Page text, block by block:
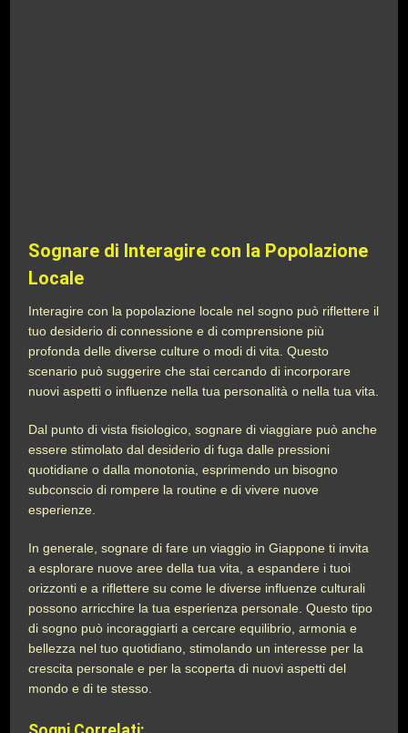
Sognare di Interagire con la Popolazione
Locale
Interagire con la popolazione locale nel sogno può riflettere il
tuo desiderio di connessione e di comprensione più
profonda delle diverse culture o modi di vita. Questo
scenario può suggerire che stai cercando di incorporare
nuovi aspetti o influenze nella tua personalità o nella tua vita.
Dal punto di vista fisiologico, sognare di viaggiare può anche
essere stimolato dal desiderio di fuga dalle pressioni
quotidiane o dalla monotonia, esprimendo un bisogno
subconscio di rompere la routine e di vivere nuove
esperienze.
In generale, sognare di fare un viaggio in Giappone ti invita
a esplorare nuove aree della tua vita, a espandere i tuoi
orizzonti e a riflettere su come le diverse influenze culturali
possono arricchire la tua esperienza personale. Questo tipo
di sogno può incoraggiarti a cercare equilibrio, armonia e
bellezza nel tuo quotidiano, stimolando un interesse per la
crescita personale e per la scoperta di nuovi aspetti del
mondo e di te stesso.